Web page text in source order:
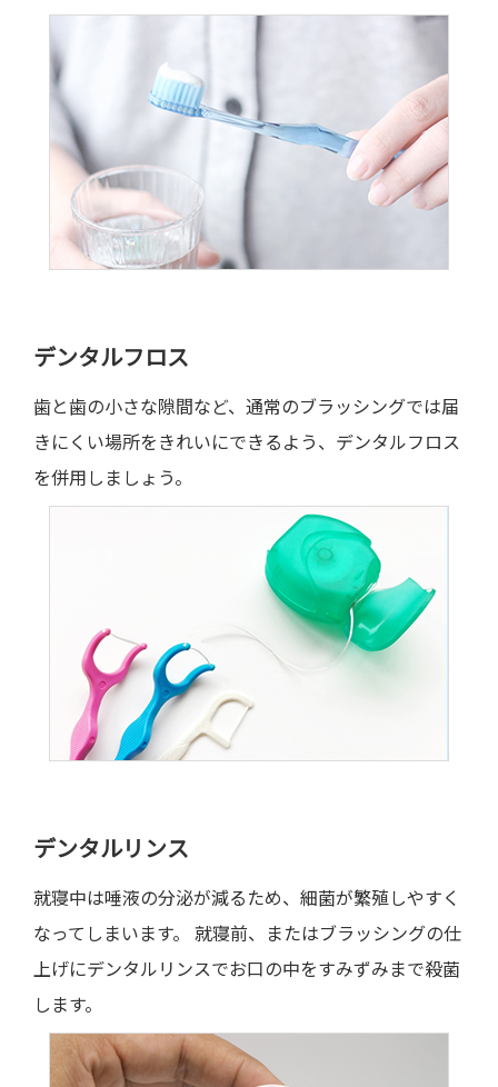
デンタルフロス
歯と歯の小さな隙間など、通常のブラッシングでは届
きにくい場所をきれいにできるよう、デンタルフロス
を併用しましょう。
デンタルリンス
就寝中は唾液の分泌が減るため、細菌が繁殖しやすく
なってしまいます。 就寝前、またはブラッシングの仕
上げにデンタルリンスでお口の中をすみずみまで殺菌
します。